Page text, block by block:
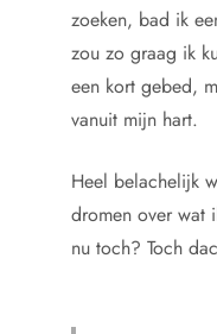
zoeken, bad ik
zou zo graag ik
een kort gebed,
vanuit mijn hart.
Heel belachelijk
dromen over wat
nu toch? Toch